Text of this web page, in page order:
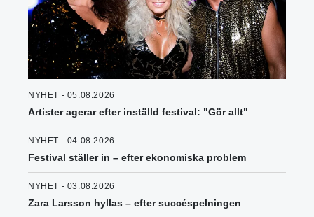
NYHET - 05.08.2026
Artister agerar efter inställd festival: "Gör allt"
NYHET - 04.08.2026
Festival ställer in – efter ekonomiska problem
NYHET - 03.08.2026
Zara Larsson hyllas – efter succéspelningen